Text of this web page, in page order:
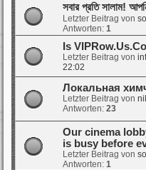
সবার প্রতি সালাম!
Letzter Beitrag von
Antworten: 1
Is
Letzter Beitrag von
22:02
Локальная
Letzter Beitrag von
Antworten: 23
Our cinema
is busy before
Letzter Beitrag von
Antworten: 1